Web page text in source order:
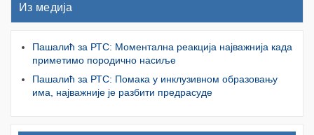
Из медија
Пашалић за РТС: Моментална реакција најважнија када
приметимо породично насиље
Пашалић за РТС: Помака у инклузивном образовању
има, најважније је разбити предрасуде